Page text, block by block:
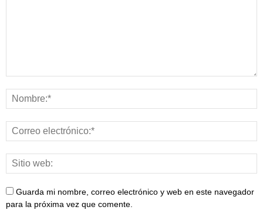
Guarda mi nombre, correo electrónico y web en este navegador
para la próxima vez que comente.